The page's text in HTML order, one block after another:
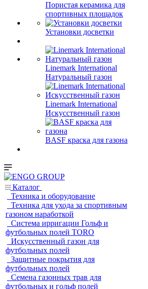
Пористая керамика для
спортивных площадок
Установки досветки
Linemark International
Натуральный газон
Linemark International
Искусственный газон
BASF краска для газона
Каталог
Техника и оборудование
Техника для ухода за спортивным
газоном наработкой
Система ирригации Гольф и
футбольных полей TORO
Искусственный газон для
футбольных полей
Защитные покрытия для
футбольных полей
Семена газонных трав для
футбольных и гольф полей